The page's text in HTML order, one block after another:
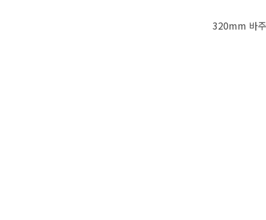
320mm 바